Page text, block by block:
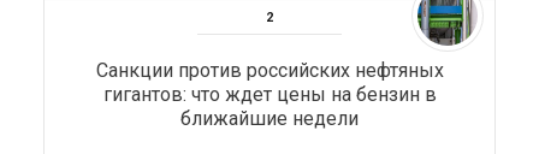
Санкции против российских нефтяных
гигантов: что ждет цены на бензин в
ближайшие недели